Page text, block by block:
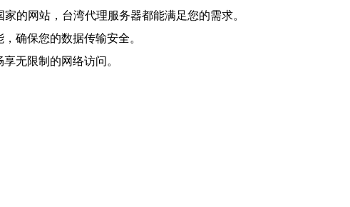
的网站，台湾代理服务器都能满足您的需求。
确保您的数据传输安全。
无限制的网络访问。